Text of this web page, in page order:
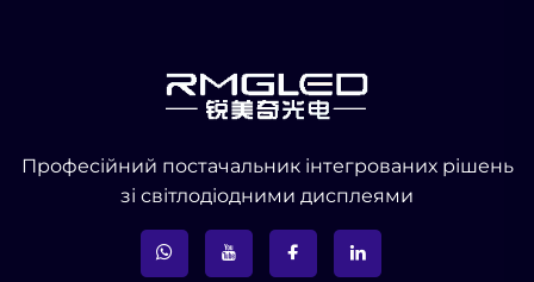
Професійний постачальник інтегрованих рішень
зі світлодіодними дисплеями